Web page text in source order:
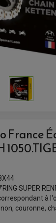
POUR QUAD
QUAD
QUAD
DE GUIDON
France
SUPER
à
couronne,